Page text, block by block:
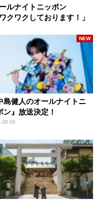
ルナイトニッポン
クワクしております！」
島健人のオールナイトニ
ン』放送決定！
NEW